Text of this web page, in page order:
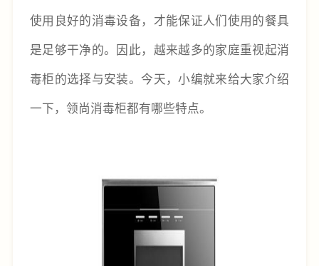
使用良好的消毒设备，才能保证人们使用的餐具
是足够干净的。因此，越来越多的家庭重视起消
毒柜的选择与安装。今天，小编就来给大家介绍
一下，领尚消毒柜都有哪些特点。